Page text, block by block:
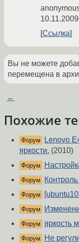
Ссылка
Вы не можете
перемещена в
←
Похожие
Форум
Lenovo
яркости. (2010)
Форум
Форум
Форум
Форум
Форум яркость
Форум
Не